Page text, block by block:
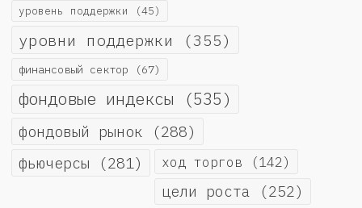
уровень поддержки (45)
уровни поддержки (355)
финансовый сектор (67)
фондовые индексы (535)
фондовый рынок (288)
фьючерсы (281) ход торгов (142)
цели роста (252)